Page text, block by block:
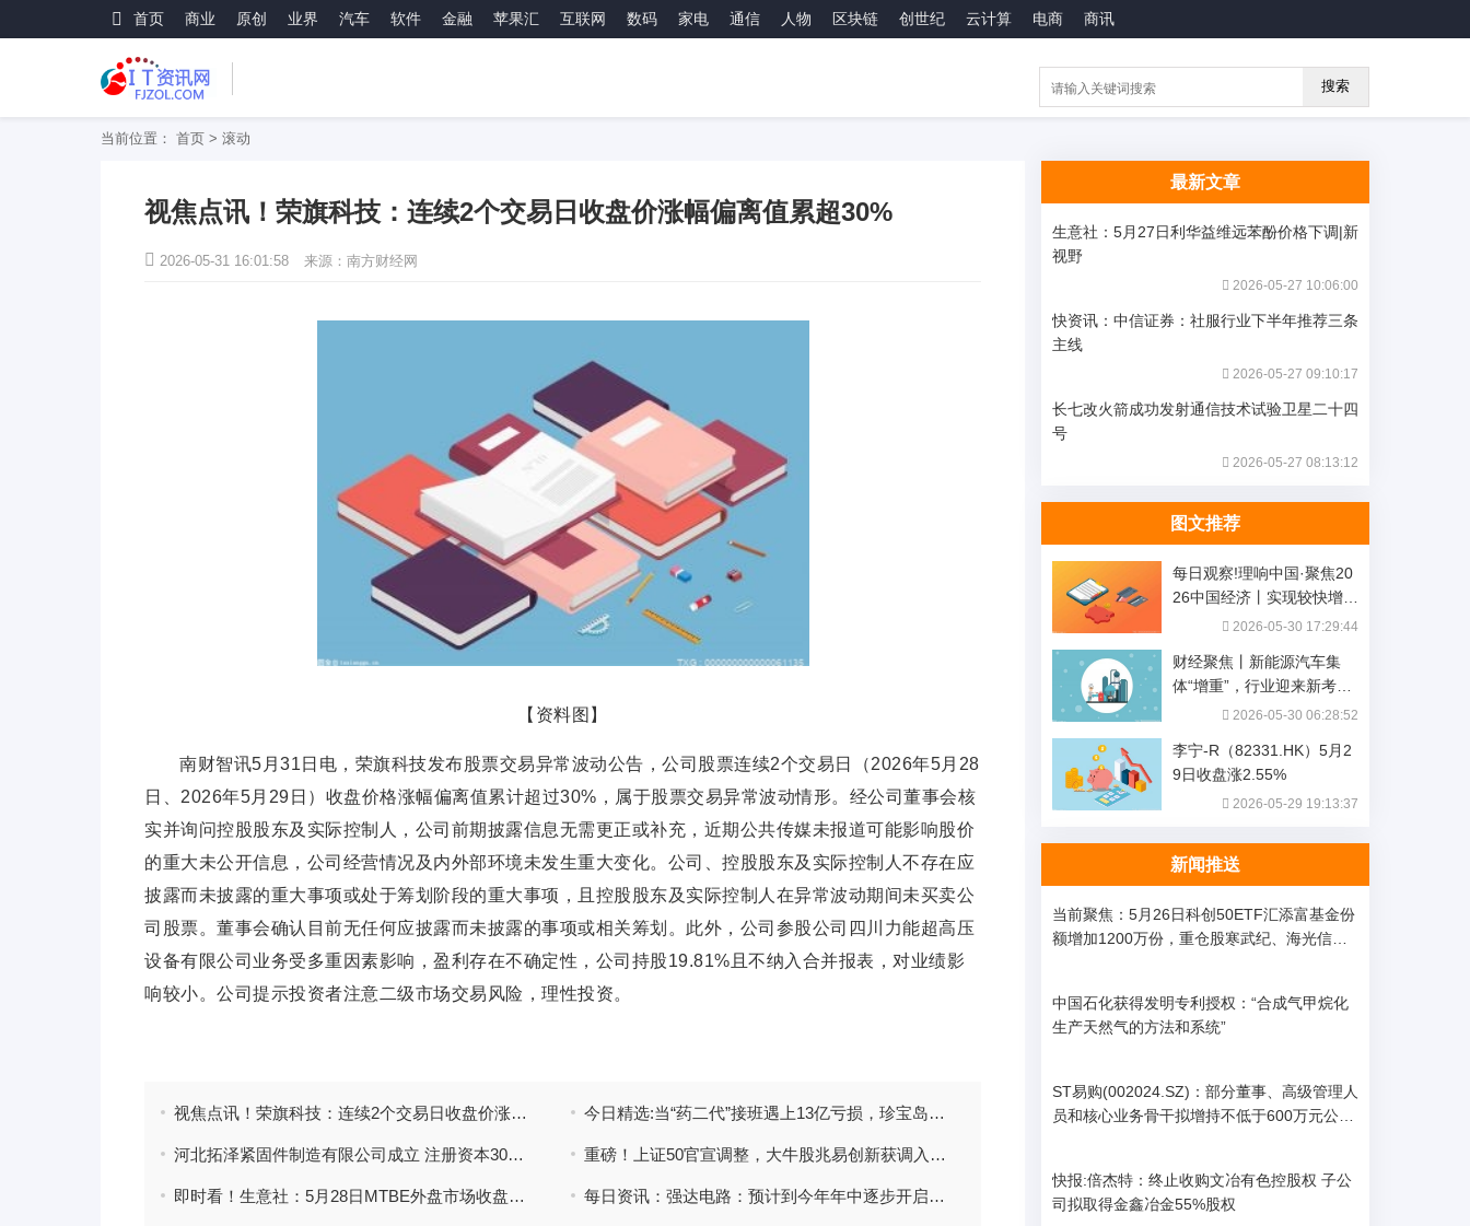
首页 商业 原创 业界 汽车 软件 金融 苹果汇 互联网 数码 家电 通信 人物 区块链 创世纪 云计算 电商 商讯
搜索
当前位置： 首页 > 滚动
视焦点讯！荣旗科技：连续2个交易日收盘价涨幅偏离值累超30%
2026-05-31 16:01:58 来源：南方财经网
【资料图】
南财智讯5月31日电，荣旗科技发布股票交易异常波动公告，公司股票连续2个交易日（2026年5月28
日、2026年5月29日）收盘价格涨幅偏离值累计超过30%，属于股票交易异常波动情形。经公司董事会核
实并询问控股股东及实际控制人，公司前期披露信息无需更正或补充，近期公共传媒未报道可能影响股价
的重大未公开信息，公司经营情况及内外部环境未发生重大变化。公司、控股股东及实际控制人不存在应
披露而未披露的重大事项或处于筹划阶段的重大事项，且控股股东及实际控制人在异常波动期间未买卖公
司股票。董事会确认目前无任何应披露而未披露的事项或相关筹划。此外，公司参股公司四川力能超高压
设备有限公司业务受多重因素影响，盈利存在不确定性，公司持股19.81%且不纳入合并报表，对业绩影
响较小。公司提示投资者注意二级市场交易风险，理性投资。
视焦点讯！荣旗科技：连续2个交易日收盘价涨幅偏离值累超30% 今日精选:当“药二代”接班遇上13亿亏损，珍宝岛转型困局何解？
河北拓泽紧固件制造有限公司成立 注册资本30万人民币 重磅！上证50官宣调整，大牛股兆易创新获调入，传统蓝筹退位
即时看！生意社：5月28日MTBE外盘市场收盘价格波动 每日资讯：强达电路：预计到今年年中逐步开启投产
最新文章
生意社：5月27日利华益维远苯酚价格下调|新
视野
2026-05-27 10:06:00
快资讯：中信证券：社服行业下半年推荐三条
主线
2026-05-27 09:10:17
长七改火箭成功发射通信技术试验卫星二十四
号
2026-05-27 08:13:12
图文推荐
每日观察!理响中国·聚焦20
26中国经济丨实现较快增
长！一图解读前四月工业企
2026-05-30 17:29:44
财经聚焦丨新能源汽车集
体“增重”，行业迎来新考题-
视焦点讯 2026-05-30 06:28:52
李宁-R（82331.HK）5月2
9日收盘涨2.55%
2026-05-29 19:13:37
新闻推送
当前聚焦：5月26日科创50ETF汇添富基金份
额增加1200万份，重仓股寒武纪、海光信
中国石化获得发明专利授权：“合成气甲烷化
生产天然气的方法和系统”
ST易购(002024.SZ)：部分董事、高级管理人
员和核心业务骨干拟增持不低于600万元公司
快报:倍杰特：终止收购文冶有色控股权 子公
司拟取得金鑫冶金55%股权